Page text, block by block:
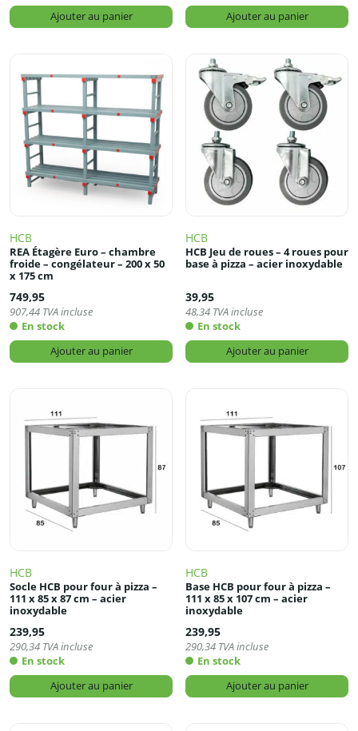
Ajouter au panier
Ajouter au panier
HCB
REA Étagère Euro – chambre
froide – congélateur – 200 x 50
x 175 cm
749,95
907,44 TVA incluse
En stock
Ajouter au panier
HCB
HCB Jeu de roues – 4 roues pour
base à pizza – acier inoxydable
39,95
48,34 TVA incluse
En stock
Ajouter au panier
HCB
Socle HCB pour four à pizza –
111 x 85 x 87 cm – acier
inoxydable
239,95
290,34 TVA incluse
En stock
Ajouter au panier
HCB
Base HCB pour four à pizza –
111 x 85 x 107 cm – acier
inoxydable
239,95
290,34 TVA incluse
En stock
Ajouter au panier